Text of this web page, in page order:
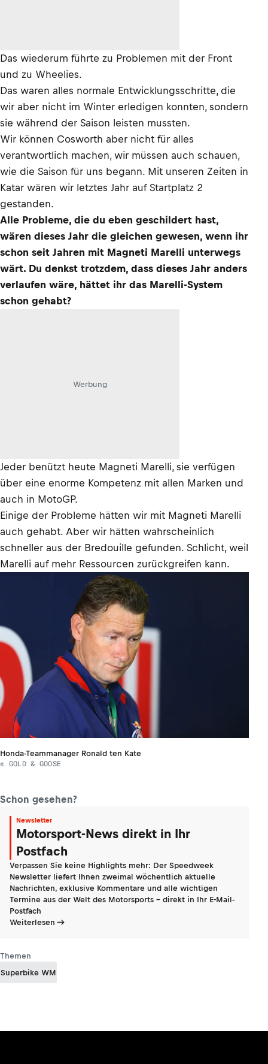
Das wiederum führte zu Problemen mit der Front
und zu Wheelies.
Das waren alles normale Entwicklungsschritte, die
wir aber nicht im Winter erledigen konnten, sondern
sie während der Saison leisten mussten.
Wir können Cosworth aber nicht für alles
verantwortlich machen, wir müssen auch schauen,
wie die Saison für uns begann. Mit unseren Zeiten in
Katar wären wir letztes Jahr auf Startplatz 2
gestanden.
Alle Probleme, die du eben geschildert hast,
wären dieses Jahr die gleichen gewesen, wenn ihr
schon seit Jahren mit Magneti Marelli unterwegs
wärt. Du denkst trotzdem, dass dieses Jahr anders
verlaufen wäre, hättet ihr das Marelli-System
schon gehabt?
Werbung
Jeder benützt heute Magneti Marelli, sie verfügen
über eine enorme Kompetenz mit allen Marken und
auch in MotoGP.
Einige der Probleme hätten wir mit Magneti Marelli
auch gehabt. Aber wir hätten wahrscheinlich
schneller aus der Bredouille gefunden. Schlicht, weil
Marelli auf mehr Ressourcen zurückgreifen kann.
Honda-Teammanager Ronald ten Kate
© GOLD & GOOSE
Schon gesehen?
Newsletter
Motorsport-News direkt in Ihr
Postfach
Verpassen Sie keine Highlights mehr: Der Speedweek
Newsletter liefert Ihnen zweimal wöchentlich aktuelle
Nachrichten, exklusive Kommentare und alle wichtigen
Termine aus der Welt des Motorsports - direkt in Ihr E-Mail-
Postfach
Weiterlesen
Themen
Superbike WM